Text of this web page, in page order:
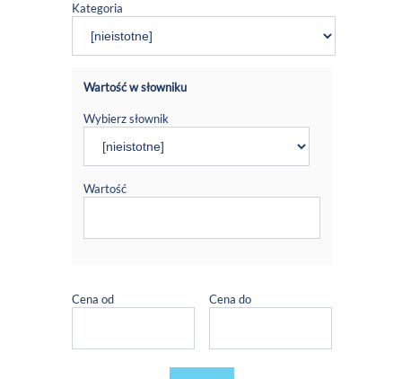
Kategoria
Wartość w słowniku
Wybierz słownik
Wartość
Cena od Cena do